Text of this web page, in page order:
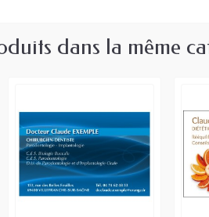
dans la même